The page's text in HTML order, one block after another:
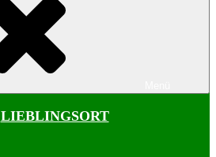
LIEBLINGSORT